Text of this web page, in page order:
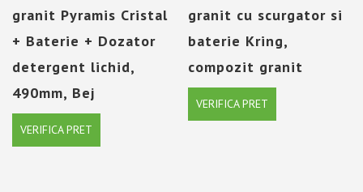
granit Pyramis Cristal
+ Baterie + Dozator
detergent lichid,
490mm, Bej
VERIFICA PRET
granit cu scurgator si
baterie Kring,
compozit granit
VERIFICA PRET